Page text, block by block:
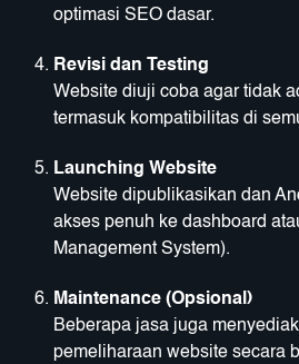
optimasi SEO dasar.
Revisi dan Testing
Website diuji coba agar tidak
termasuk kompatibilitas di
Launching Website
Website dipublikasikan dan
akses penuh ke dashboard
Management System).
Maintenance (Opsional)
Beberapa jasa juga
pemeliharaan website secara